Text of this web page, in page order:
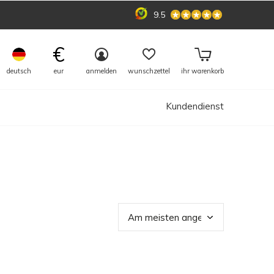
deutsch
€
eur anmelden wunschzettel ihr warenkorb
Kundendienst
9.5